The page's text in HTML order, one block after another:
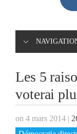
Les 5
voterai
on 4 mars 2014 |